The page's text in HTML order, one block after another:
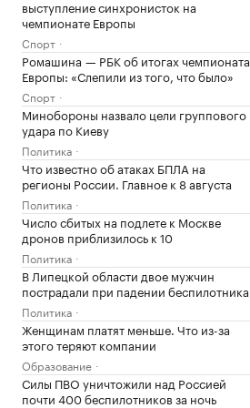
выступление синхронисток на
чемпионате Европы
Спорт
Ромашина — РБК об итогах чемпионата
Европы: «Слепили из того, что было»
Спорт
Минобороны назвало цели группового
удара по Киеву
Политика
Что известно об атаках БПЛА на
регионы России. Главное к 8 августа
Политика
Число сбитых на подлете к Москве
дронов приблизилось к 10
Политика
В Липецкой области двое мужчин
пострадали при падении беспилотника
Политика
Женщинам платят меньше. Что из-за
этого теряют компании
Образование
Силы ПВО уничтожили над Россией
почти 400 беспилотников за ночь